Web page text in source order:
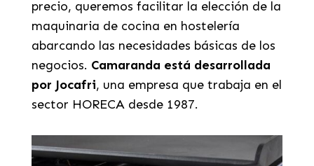
precio, queremos facilitar la elección de la
maquinaria de cocina en hostelería
abarcando las necesidades básicas de los
negocios. Camaranda está desarrollada
por Jocafri, una empresa que trabaja en el
sector HORECA desde 1987.